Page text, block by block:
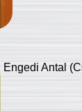
Engedi Antal